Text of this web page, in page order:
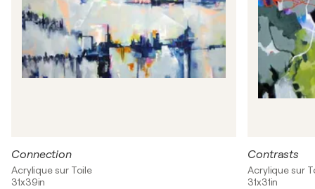
Connection
Acrylique sur Toile
31x39in
Contrasts
Acrylique sur
31x31in